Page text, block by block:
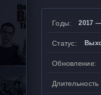
Годы: 2017
Статус:
Обновление:
Длительность